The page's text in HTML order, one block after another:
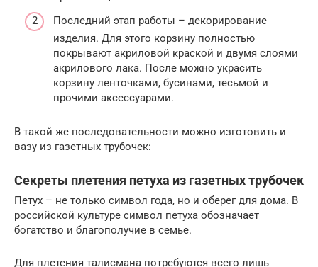
Последний этап работы – декорирование
изделия. Для этого корзину полностью
покрывают акриловой краской и двумя слоями
акрилового лака. После можно украсить
корзину ленточками, бусинами, тесьмой и
прочими аксессуарами.
В такой же последовательности можно изготовить и
вазу из газетных трубочек:
Секреты плетения петуха из газетных трубочек
Петух – не только символ года, но и оберег для дома. В
российской культуре символ петуха обозначает
богатство и благополучие в семье.
Для плетения талисмана потребуются всего лишь